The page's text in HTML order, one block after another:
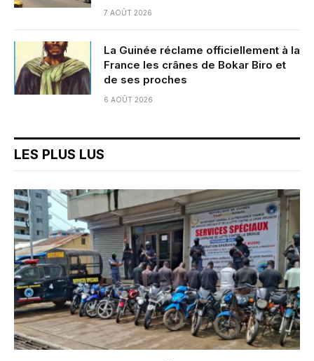
7 AOÛT 2026
La Guinée réclame officiellement à la
France les crânes de Bokar Biro et
de ses proches
6 AOÛT 2026
LES PLUS LUS